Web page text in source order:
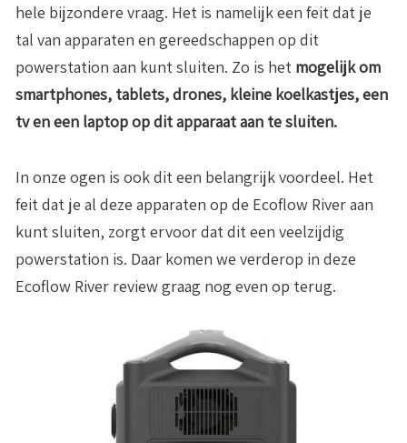
hele bijzondere vraag. Het is namelijk een feit dat je
tal van apparaten en gereedschappen op dit
powerstation aan kunt sluiten. Zo is het mogelijk om
smartphones, tablets, drones, kleine koelkastjes, een
tv en een laptop op dit apparaat aan te sluiten.
In onze ogen is ook dit een belangrijk voordeel. Het
feit dat je al deze apparaten op de Ecoflow River aan
kunt sluiten, zorgt ervoor dat dit een veelzijdig
powerstation is. Daar komen we verderop in deze
Ecoflow River review graag nog even op terug.